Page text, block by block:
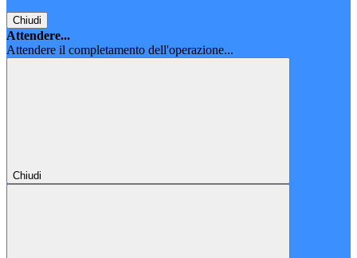
Chiudi
Attendere...
Attendere il completamento dell'operazione...
Chiudi